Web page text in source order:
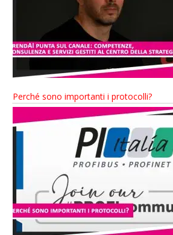
Perché sono importanti i protocolli?